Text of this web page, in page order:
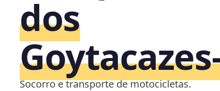
dos
Socorro e transporte de motocicletas.